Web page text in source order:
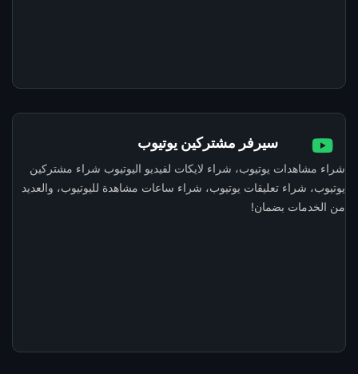
سيرفر مشتركين يوتيوب
شراء مشاهدات يوتيوب، شراء لايكات لفيديو اليوتيوب شراء مشتركين
يوتيوب، شراء تعليقات يوتيوب، شراء ساعات مشاهدة لليوتيوب، والعديد
من الخدمات بضمان!